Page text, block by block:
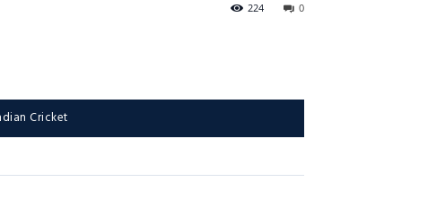
0
224
Cricket